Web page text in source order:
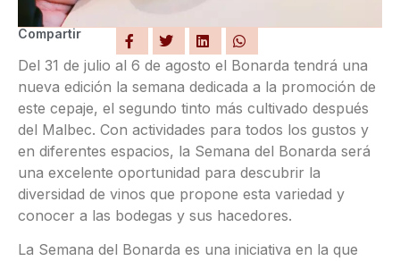
Compartir
Del 31 de julio al 6 de agosto el Bonarda tendrá una
nueva edición la semana dedicada a la promoción de
este cepaje, el segundo tinto más cultivado después
del Malbec. Con actividades para todos los gustos y
en diferentes espacios, la Semana del Bonarda será
una excelente oportunidad para descubrir la
diversidad de vinos que propone esta variedad y
conocer a las bodegas y sus hacedores.
La Semana del Bonarda es una iniciativa en la que